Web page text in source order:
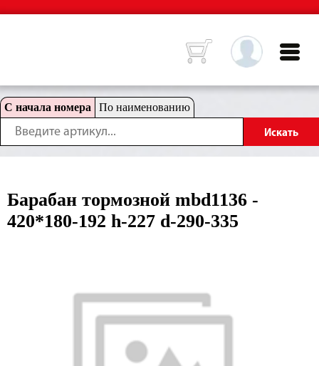
С начала номера По наименованию
Барабан тормозной mbd1136 -
420*180-192 h-227 d-290-335